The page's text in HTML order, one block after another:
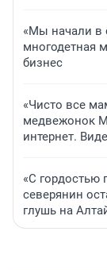
«Мы начали в
многодетная
бизнес
«Чисто все
медвежонок
интернет.
«С гордостью
северянин
глушь на